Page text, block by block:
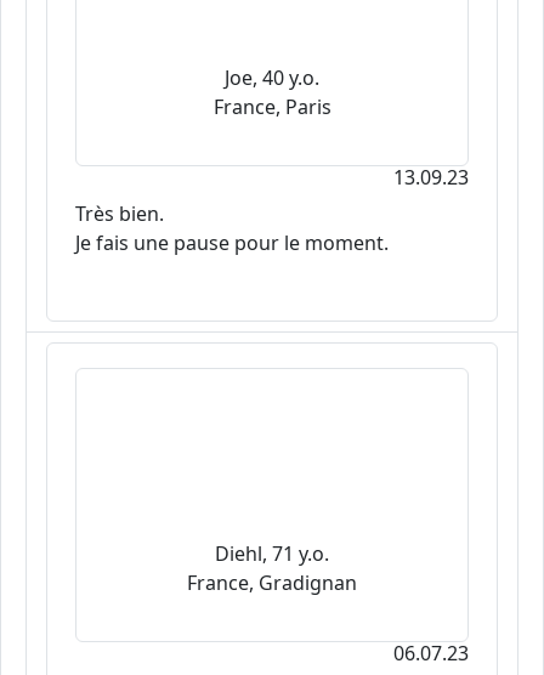
Joe, 40 y.o.
France, Paris
13.09.23
Très bien.
Je fais une pause pour le moment.
Diehl, 71 y.o.
France, Gradignan
06.07.23